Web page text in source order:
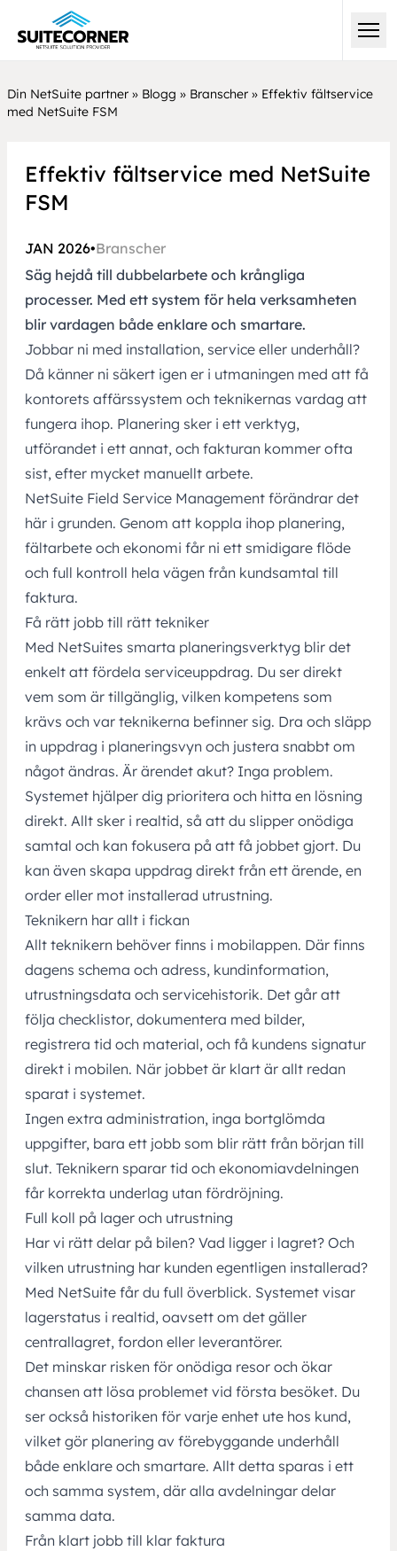
Din NetSuite partner » Blogg » Branscher » Effektiv fältservice
med NetSuite FSM
Effektiv fältservice med NetSuite
FSM
JAN 2026•Branscher
Säg hejdå till dubbelarbete och krångliga
processer. Med ett system för hela verksamheten
blir vardagen både enklare och smartare.
Jobbar ni med installation, service eller underhåll?
Då känner ni säkert igen er i utmaningen med att få
kontorets affärssystem och teknikernas vardag att
fungera ihop. Planering sker i ett verktyg,
utförandet i ett annat, och fakturan kommer ofta
sist, efter mycket manuellt arbete.
NetSuite Field Service Management förändrar det
här i grunden. Genom att koppla ihop planering,
fältarbete och ekonomi får ni ett smidigare flöde
och full kontroll hela vägen från kundsamtal till
faktura.
Få rätt jobb till rätt tekniker
Med NetSuites smarta planeringsverktyg blir det
enkelt att fördela serviceuppdrag. Du ser direkt
vem som är tillgänglig, vilken kompetens som
krävs och var teknikerna befinner sig. Dra och släpp
in uppdrag i planeringsvyn och justera snabbt om
något ändras. Är ärendet akut? Inga problem.
Systemet hjälper dig prioritera och hitta en lösning
direkt. Allt sker i realtid, så att du slipper onödiga
samtal och kan fokusera på att få jobbet gjort. Du
kan även skapa uppdrag direkt från ett ärende, en
order eller mot installerad utrustning.
Teknikern har allt i fickan
Allt teknikern behöver finns i mobilappen. Där finns
dagens schema och adress, kundinformation,
utrustningsdata och servicehistorik. Det går att
följa checklistor, dokumentera med bilder,
registrera tid och material, och få kundens signatur
direkt i mobilen. När jobbet är klart är allt redan
sparat i systemet.
Ingen extra administration, inga bortglömda
uppgifter, bara ett jobb som blir rätt från början till
slut. Teknikern sparar tid och ekonomiavdelningen
får korrekta underlag utan fördröjning.
Full koll på lager och utrustning
Har vi rätt delar på bilen? Vad ligger i lagret? Och
vilken utrustning har kunden egentligen installerad?
Med NetSuite får du full överblick. Systemet visar
lagerstatus i realtid, oavsett om det gäller
centrallagret, fordon eller leverantörer.
Det minskar risken för onödiga resor och ökar
chansen att lösa problemet vid första besöket. Du
ser också historiken för varje enhet ute hos kund,
vilket gör planering av förebyggande underhåll
både enklare och smartare. Allt detta sparas i ett
och samma system, där alla avdelningar delar
samma data.
Från klart jobb till klar faktura